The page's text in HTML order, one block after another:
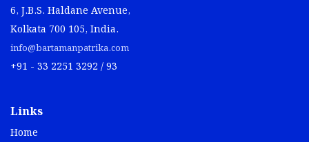
6, J.B.S. Haldane Avenue,
Kolkata 700 105, India.
info@bartamanpatrika.com
+91 - 33 2251 3292 / 93
Links
Home